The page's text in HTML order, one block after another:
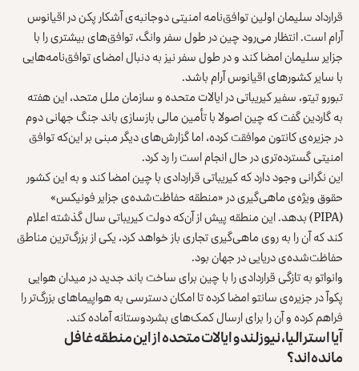
قرارداد سلیمان اولین توافق‌نامه امنیتی دوجانبه‌ی آشکار پکن در اقیانوس
آرام است. انتظار می‌رود چین در طول سفر وانگ، توافق‌های بیشتری را با
جزایر سلیمان امضا کند و در طول سفر نیز به دنبال امضای توافق‌نامه‌هایی
با سایر کشورهای اقیانوس آرام باشد.
تبورو تیتو، سفیر کیریباتی در ایالات متحده و سازمان ملل متحد، این هفته
به گاردین گفت که چین اصولا با تأمین مالی بازسازی باند جنگ جهانی دوم
در جزیره‌ی کانتون موافقت کرده، اما گزارش‌های دیگر مبنی بر این‌که توافق
امنیتی گسترده‌تری در حال انجام است را رد کرد.
این نگرانی وجود دارد که کیریباتی قراردادی با چین امضا کند و به این کشور
حقوق ویژه‌ی ماهی‌گیری در «منطقه‌ حفاظت‌شده‌ی جزایر فونیکس»
(PIPA) بدهد. این منطقه پیش از آن‌که دولت کیریباتی سال گذشته اعلام
کند که آن را به روی ماهی‌گیری تجاری باز خواهد کرد، یکی از بزرگ‌ترین مناطق
حفاظت‌شده‌ی دریایی در جهان بود.
وانواتو به تازگی قراردادی را با چین برای ساخت باند جدید در میدان هوایی
پکوآ در جزیره‌ی سانتو امضا کرده تا امکان دسترسی به هواپیماهای بزرگ‌تر را
فراهم کرده و آن را برای ارسال کمک‌های بشردوستانه آماده کند.
آیا استرالیا، نیوزلند و ایالات متحده از این منطقه غافل
مانده‌اند؟